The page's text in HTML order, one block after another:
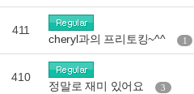
411
cheryl과의 프리토킹~^^ 1
410
정말로 재미 있어요 3